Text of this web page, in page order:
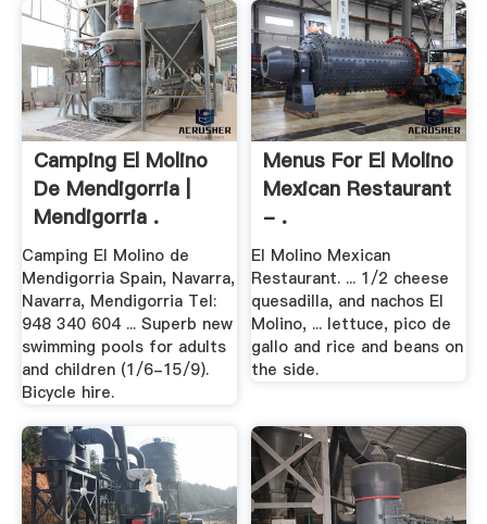
Camping El Molino
De Mendigorria |
Mendigorria .
Camping El Molino de
Mendigorria Spain, Navarra,
Navarra, Mendigorria Tel:
948 340 604 ... Superb new
swimming pools for adults
and children (1/6-15/9).
Bicycle hire.
Menus For El Molino
Mexican Restaurant
- .
El Molino Mexican
Restaurant. ... 1/2 cheese
quesadilla, and nachos El
Molino, ... lettuce, pico de
gallo and rice and beans on
the side.